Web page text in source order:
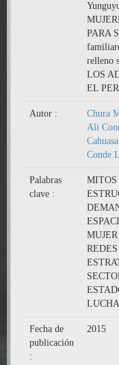
PARA
relleno
LOS
EL
Autor :
Chura
Ali
Conde
Palabras
clave :
Fecha de
publicación
:
2015